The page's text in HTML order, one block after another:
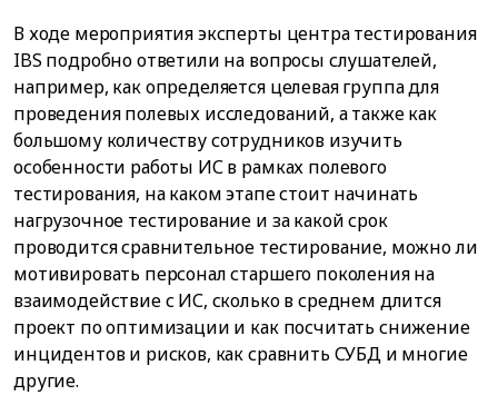
В ходе мероприятия эксперты центра тестирования
IBS подробно ответили на вопросы слушателей,
например, как определяется целевая группа для
проведения полевых исследований, а также как
большому количеству сотрудников изучить
особенности работы ИС в рамках полевого
тестирования, на каком этапе стоит начинать
нагрузочное тестирование и за какой срок
проводится сравнительное тестирование, можно ли
мотивировать персонал старшего поколения на
взаимодействие с ИС, сколько в среднем длится
проект по оптимизации и как посчитать снижение
инцидентов и рисков, как сравнить СУБД и многие
другие.